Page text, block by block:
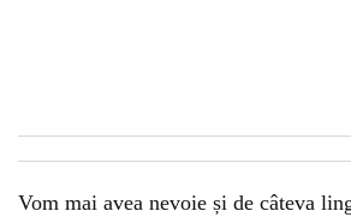
Vom mai avea nevoie și de câteva